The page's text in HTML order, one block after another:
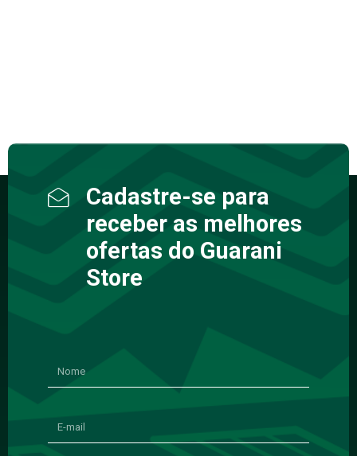
Cadastre-se para
receber as melhores
ofertas do Guarani
Store